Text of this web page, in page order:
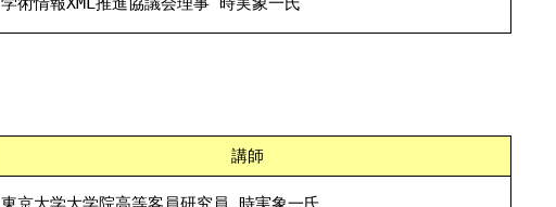
講師
東京大学大学院高等客員研究員 時実象一氏